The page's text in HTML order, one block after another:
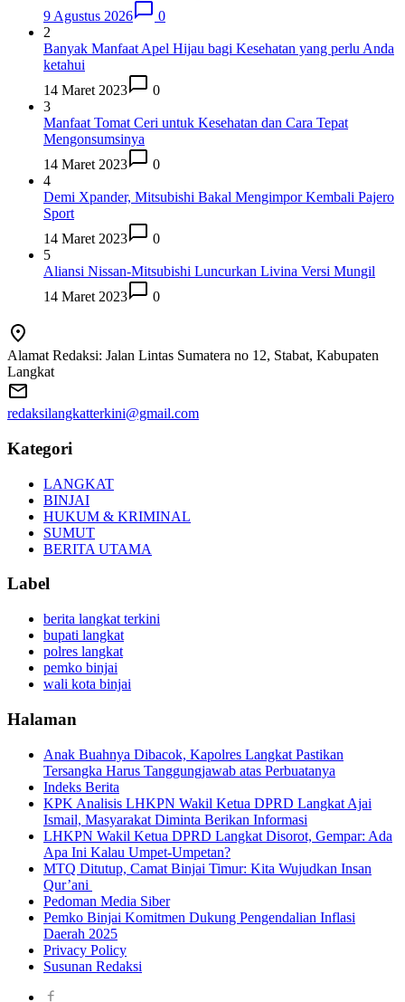
9 Agustus 2026
0
2
Banyak Manfaat Apel Hijau bagi Kesehatan yang perlu Anda
ketahui
14 Maret 2023
0
3
Manfaat Tomat Ceri untuk Kesehatan dan Cara Tepat
Mengonsumsinya
14 Maret 2023
0
4
Demi Xpander, Mitsubishi Bakal Mengimpor Kembali Pajero
Sport
14 Maret 2023
0
5
Aliansi Nissan-Mitsubishi Luncurkan Livina Versi Mungil
14 Maret 2023
0
Alamat Redaksi: Jalan Lintas Sumatera no 12, Stabat, Kabupaten
Langkat
redaksilangkatterkini@gmail.com
Kategori
LANGKAT
BINJAI
HUKUM & KRIMINAL
SUMUT
BERITA UTAMA
Label
berita langkat terkini
bupati langkat
polres langkat
pemko binjai
wali kota binjai
Halaman
Anak Buahnya Dibacok, Kapolres Langkat Pastikan
Tersangka Harus Tanggungjawab atas Perbuatanya
Indeks Berita
KPK Analisis LHKPN Wakil Ketua DPRD Langkat Ajai
Ismail, Masyarakat Diminta Berikan Informasi
LHKPN Wakil Ketua DPRD Langkat Disorot, Gempar: Ada
Apa Ini Kalau Umpet-Umpetan?
MTQ Ditutup, Camat Binjai Timur: Kita Wujudkan Insan
Qur’ani
Pedoman Media Siber
Pemko Binjai Komitmen Dukung Pengendalian Inflasi
Daerah 2025
Privacy Policy
Susunan Redaksi